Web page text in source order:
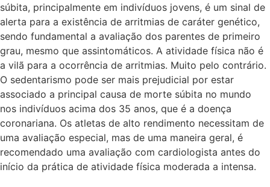
súbita, principalmente em indivíduos jovens, é um sinal de
alerta para a existência de arritmias de caráter genético,
sendo fundamental a avaliação dos parentes de primeiro
grau, mesmo que assintomáticos. A atividade física não é
a vilã para a ocorrência de arritmias. Muito pelo contrário.
O sedentarismo pode ser mais prejudicial por estar
associado a principal causa de morte súbita no mundo
nos indivíduos acima dos 35 anos, que é a doença
coronariana. Os atletas de alto rendimento necessitam de
uma avaliação especial, mas de uma maneira geral, é
recomendado uma avaliação com cardiologista antes do
início da prática de atividade física moderada a intensa.